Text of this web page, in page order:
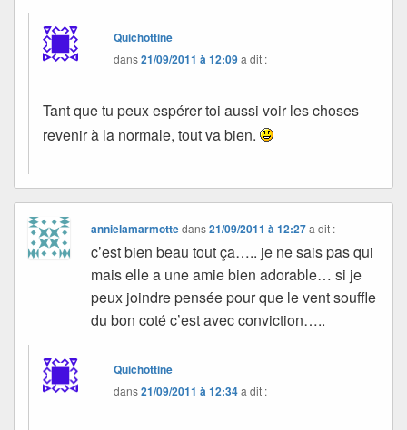
Quichottine
dans21/09/2011 à 12:09a dit :
Tant que tu peux espérer toi aussi voir les choses
revenir à la normale, tout va bien.
annielamarmottedans21/09/2011 à 12:27 a dit :
c’est bien beau tout ça….. je ne sais pas qui
mais elle a une amie bien adorable… si je
peux joindre pensée pour que le vent souffle
du bon coté c’est avec conviction…..
Quichottine
dans21/09/2011 à 12:34a dit :